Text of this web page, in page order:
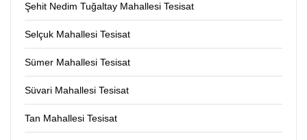
Şehit Nedim Tuğaltay Mahallesi Tesisat
Selçuk Mahallesi Tesisat
Sümer Mahallesi Tesisat
Süvari Mahallesi Tesisat
Tan Mahallesi Tesisat